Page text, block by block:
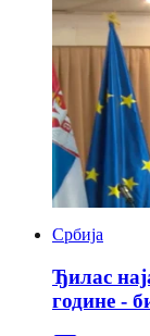
Србија
Ђилас
године -